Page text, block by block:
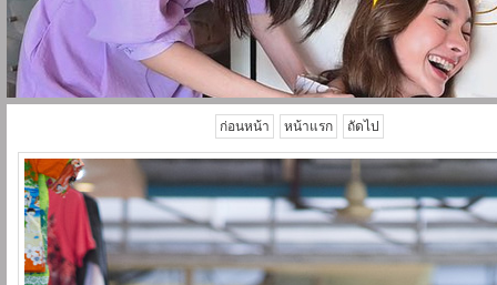
ก่อนหน้า หน้าแรก ถัดไป